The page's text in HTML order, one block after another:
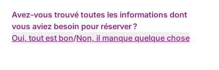
Avez-vous trouvé toutes les informations dont
vous aviez besoin pour réserver ?
Oui, tout est bon/Non, il manque quelque chose